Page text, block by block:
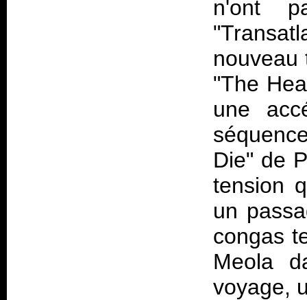
n'ont
nouveau
"The
une
Die" de
tension
un
congas
Meola
voyage,